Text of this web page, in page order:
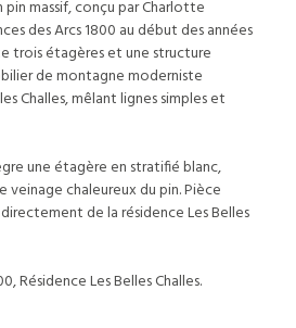
pin massif, conçu par Charlotte
des Arcs 1800 au début des années
trois étagères et une structure
de montagne moderniste
Challes, mêlant lignes simples et
une étagère en stratifié blanc,
chaleureux du pin. Pièce
de la résidence Les Belles
Résidence Les Belles Challes.